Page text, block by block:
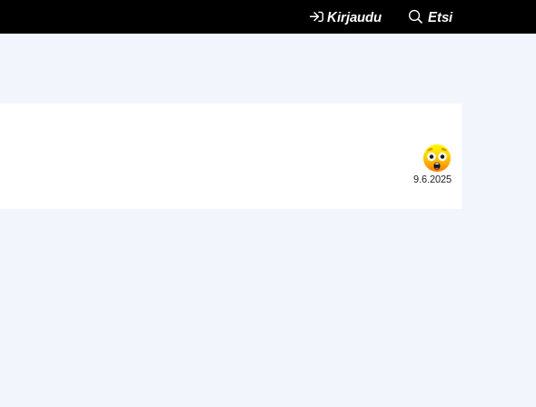
Kirjaudu Etsi
9.6.2025